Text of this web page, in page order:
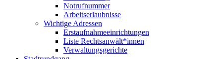
Notrufnummer
Arbeitserlaubnisse
Wichtige Adressen
Erstaufnahmeeinrichtungen
Liste Rechtsanwält*innen
Verwaltungsgerichte